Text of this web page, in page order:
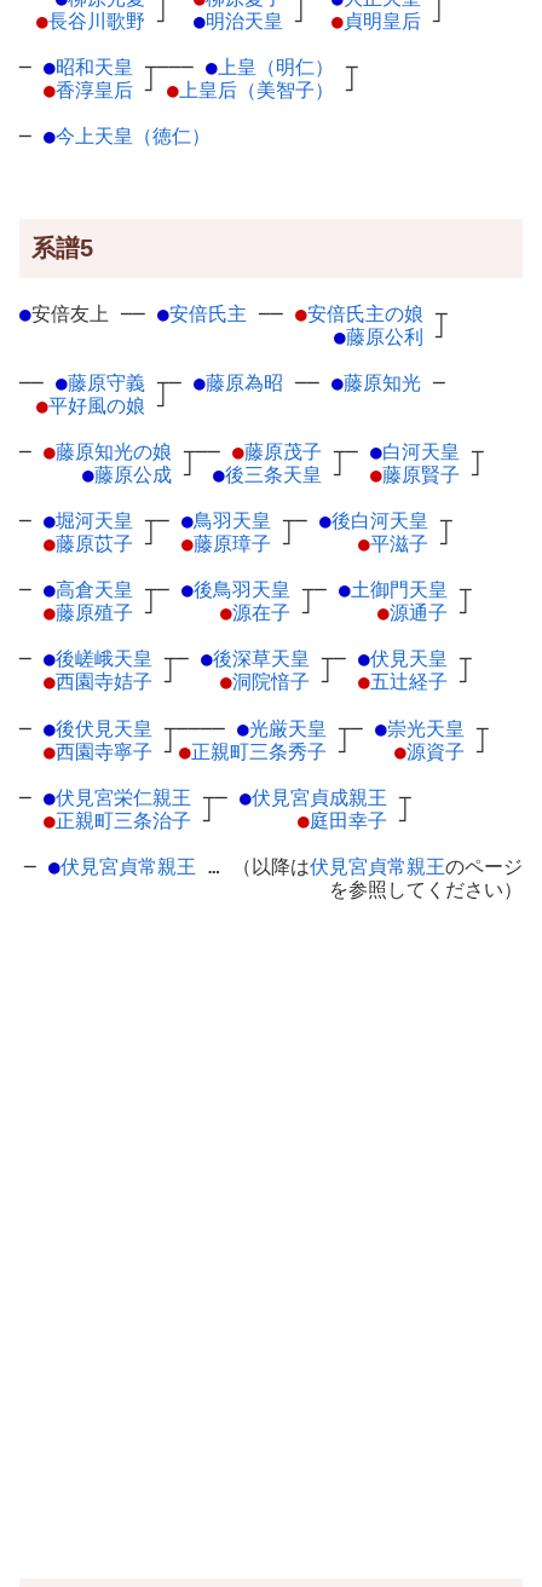
●長谷川歌野 ┘
●明治天皇 ┘
●貞明皇后 ┘
─ ●昭和天皇 ┬
●香淳皇后 ┘
─── ●上皇（明仁）
┬
●上皇后（美智子） ┘
─ ●今上天皇（徳仁）
系譜5
●安倍友上 ── ●安倍氏主 ── ●安倍氏主の娘 ┬
●藤原公利 ┘
── ●藤原守義 ┬
●平好風の娘 ┘
─ ●藤原為昭 ── ●藤原知光 ─
─ ●藤原知光の娘 ┬
●藤原公成 ┘
── ●藤原茂子 ┬
●後三条天皇 ┘
─ ●白河天皇 ┬
●藤原賢子 ┘
─ ●堀河天皇 ┬
●藤原苡子 ┘
─ ●鳥羽天皇 ┬
●藤原璋子 ┘
─ ●後白河天皇 ┬
●平滋子 ┘
─ ●高倉天皇 ┬
●藤原殖子 ┘
─ ●後鳥羽天皇 ┬
●源在子 ┘
─ ●土御門天皇 ┬
●源通子 ┘
─ ●後嵯峨天皇 ┬
●西園寺姞子 ┘
─ ●後深草天皇 ┬
●洞院愔子 ┘
─ ●伏見天皇 ┬
●五辻経子 ┘
─ ●後伏見天皇 ┬
●西園寺寧子 ┘
──── ●光厳天皇 ┬
●正親町三条秀子 ┘
─ ●崇光天皇 ┬
●源資子 ┘
─ ●伏見宮栄仁親王 ┬
●正親町三条治子 ┘
─ ●伏見宮貞成親王 ┬
●庭田幸子 ┘
─ ●伏見宮貞常親王 … （以降は伏見宮貞常親王のページ
を参照してください）